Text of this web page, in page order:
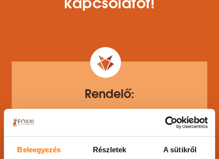
Beleegyezés Részletek A sütikről
Rendelő:
Mobil:
+36302709420